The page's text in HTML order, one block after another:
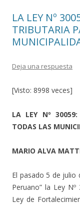
k r
LA LEY Nº
TRIBUTARIA
Deja una respuesta
[Visto: 8998 veces]
LA LEY Nº
TODAS LAS
MARIO ALVA
El pasado 5 de julio
Peruano” la Ley
Ley de